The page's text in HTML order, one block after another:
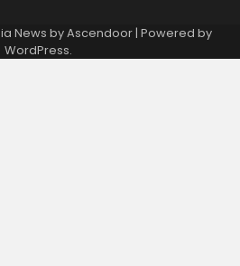
News byAscendoor| Powered by
WordPress.